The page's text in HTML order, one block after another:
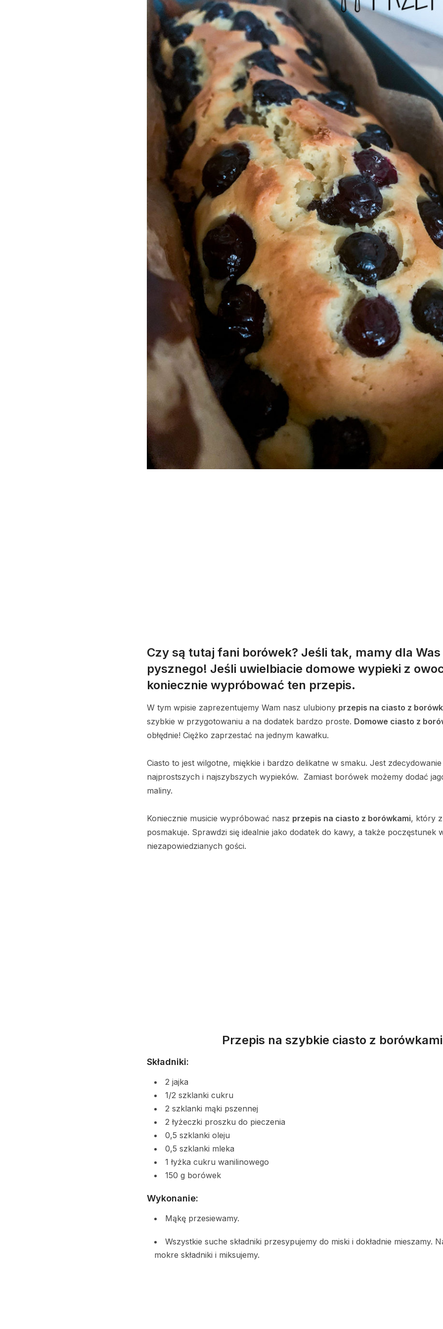
Czy są tutaj fani borówek? Jeśli tak, mamy dla
pysznego! Jeśli uwielbiacie domowe wypieki z
koniecznie wypróbować ten przepis.
W tym wpisie zaprezentujemy Wam nasz ulubiony przepis na ciasto z
szybkie w przygotowaniu a na dodatek bardzo proste. Domowe ciasto z
obłędnie! Ciężko zaprzestać na jednym kawałku.
Ciasto to jest wilgotne, miękkie i bardzo delikatne w smaku. Jest
najprostszych i najszybszych wypieków. Zamiast borówek możemy dodać
maliny.
Koniecznie musicie wypróbować nasz przepis na ciasto z borówkami, który
posmakuje. Sprawdzi się idealnie jako dodatek do kawy, a także poczęstunek
niezapowiedzianych gości.
Przepis na szybkie ciasto z borówkami
Składniki:
2 jajka
1/2 szklanki cukru
2 szklanki mąki pszennej
2 łyżeczki proszku do pieczenia
0,5 szklanki oleju
0,5 szklanki mleka
1 łyżka cukru wanilinowego
150 g borówek
Wykonanie:
Mąkę przesiewamy.
Wszystkie suche składniki przesypujemy do miski i dokładnie mieszamy.
mokre składniki i miksujemy.